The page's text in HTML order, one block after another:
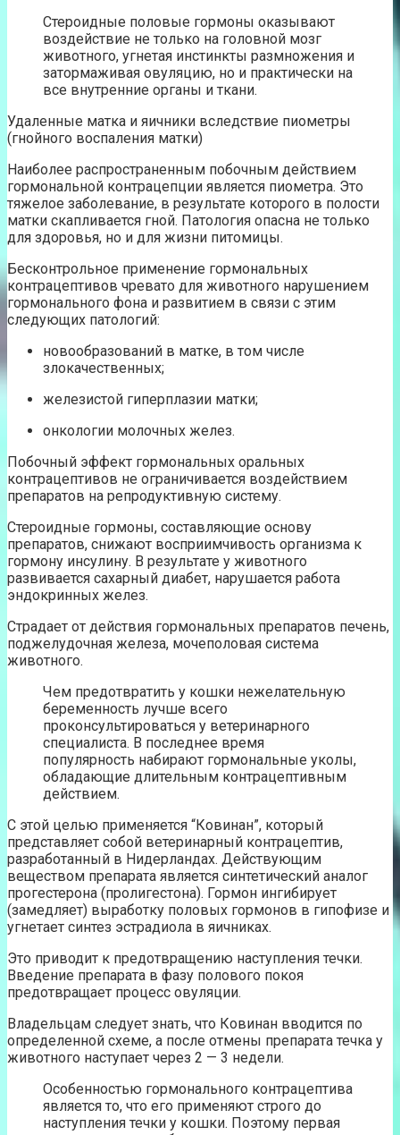
Стероидные половые гормоны оказывают
воздействие не только на головной мозг
животного, угнетая инстинкты размножения и
затормаживая овуляцию, но и практически на
все внутренние органы и ткани.
Удаленные матка и яичники вследствие пиометры
(гнойного воспаления матки)
Наиболее распространенным побочным действием
гормональной контрацепции является пиометра. Это
тяжелое заболевание, в результате которого в полости
матки скапливается гной. Патология опасна не только
для здоровья, но и для жизни питомицы.
Бесконтрольное применение гормональных
контрацептивов чревато для животного нарушением
гормонального фона и развитием в связи с этим
следующих патологий:
новообразований в матке, в том числе
злокачественных;
железистой гиперплазии матки;
онкологии молочных желез.
Побочный эффект гормональных оральных
контрацептивов не ограничивается воздействием
препаратов на репродуктивную систему.
Стероидные гормоны, составляющие основу
препаратов, снижают восприимчивость организма к
гормону инсулину. В результате у животного
развивается сахарный диабет, нарушается работа
эндокринных желез.
Страдает от действия гормональных препаратов печень,
поджелудочная железа, мочеполовая система
животного.
Чем предотвратить у кошки нежелательную
беременность лучше всего
проконсультироваться у ветеринарного
специалиста. В последнее время
популярность набирают гормональные уколы,
обладающие длительным контрацептивным
действием.
С этой целью применяется “Ковинан”, который
представляет собой ветеринарный контрацептив,
разработанный в Нидерландах. Действующим
веществом препарата является синтетический аналог
прогестерона (пролигестона). Гормон ингибирует
(замедляет) выработку половых гормонов в гипофизе и
угнетает синтез эстрадиола в яичниках.
Это приводит к предотвращению наступления течки.
Введение препарата в фазу полового покоя
предотвращает процесс овуляции.
Владельцам следует знать, что Ковинан вводится по
определенной схеме, а после отмены препарата течка у
животного наступает через 2 — 3 недели.
Особенностью гормонального контрацептива
является то, что его применяют строго до
наступления течки у кошки. Поэтому первая